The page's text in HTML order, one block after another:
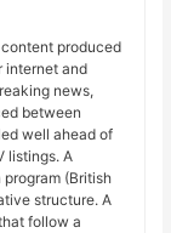
produced
internet and
news,
between
well ahead of
listings. A
(British
structure. A
follow a